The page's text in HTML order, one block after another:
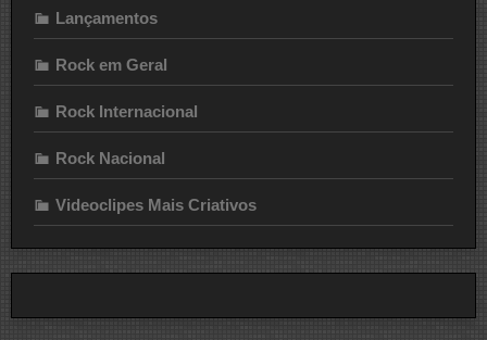
Lançamentos
Rock em Geral
Rock Internacional
Rock Nacional
Videoclipes Mais Criativos